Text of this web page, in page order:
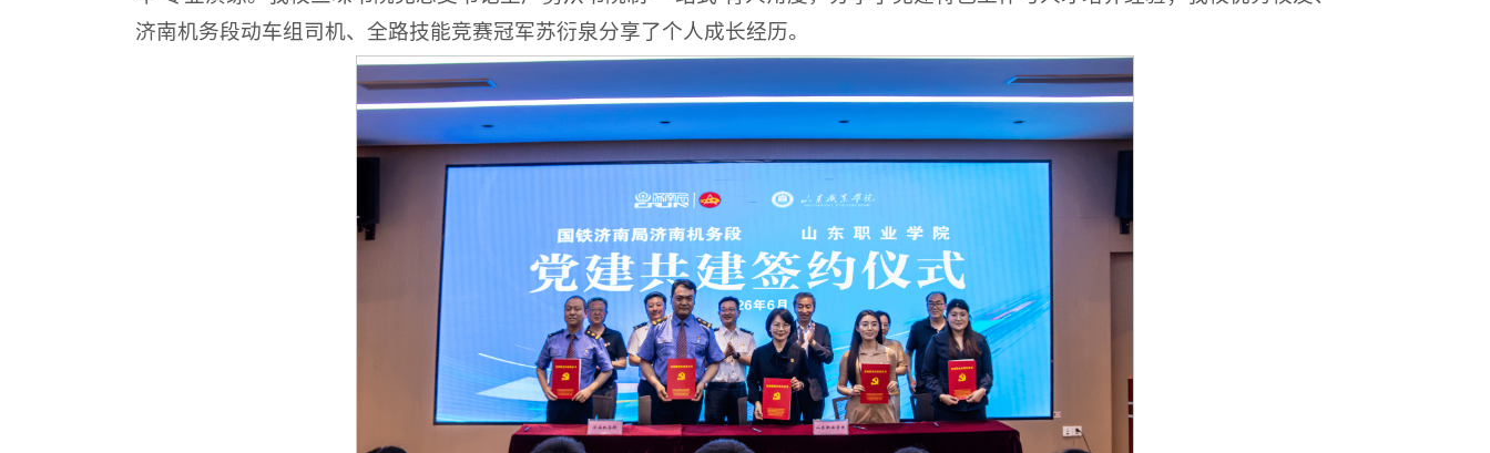
济南机务段动车组司机、全路技能竞赛冠军苏衍泉分享了个人成长经历。